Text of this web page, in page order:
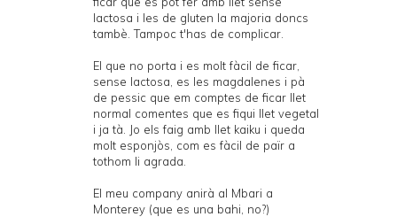
lactosa i les de gluten la majoria doncs
tambè. Tampoc t'has de complicar.
El que no porta i es molt fàcil de ficar,
sense lactosa, es les magdalenes i pà
de pessic que em comptes de ficar llet
normal comentes que es fiqui llet vegetal
i ja tà. Jo els faig amb llet kaiku i queda
molt esponjòs, com es fàcil de païr a
tothom li agrada.
El meu company anirà al Mbari a
Monterey (que es una bahi, no?)